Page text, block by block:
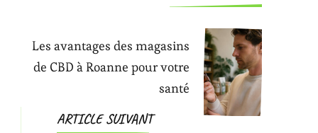
Les avantages des magasins
de CBD à Roanne pour votre
santé
ARTICLE SUIVANT